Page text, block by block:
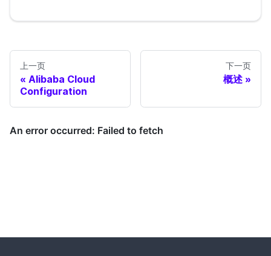
上一页
Alibaba Cloud
Configuration
下一页
概述